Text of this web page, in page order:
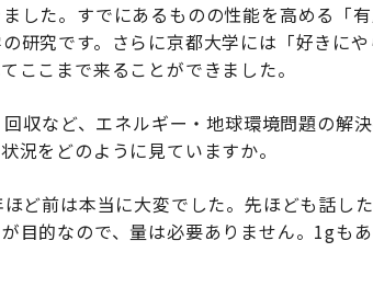
した。すでにあるものの性能を高める「
研究です。さらに京都大学には「好きに
ここまで来ることができました。
収など、エネルギー・地球環境問題の解
況をどのように見ていますか。
ど前は本当に大変でした。先ほども話し
目的なので、量は必要ありません。1gも